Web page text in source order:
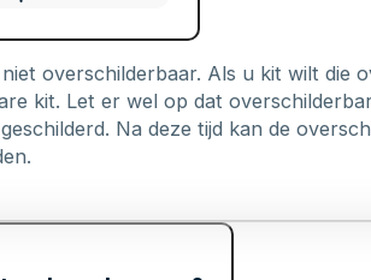
overschilderbaar. Als u kit wilt die
kit. Let er wel op dat
Na deze tijd kan de